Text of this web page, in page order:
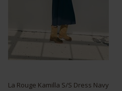
La Rouge Kamilla S/S Dress Navy